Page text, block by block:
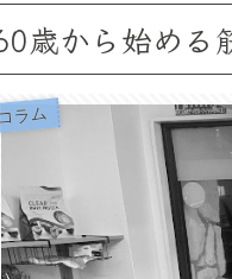
歳から始める
コラム